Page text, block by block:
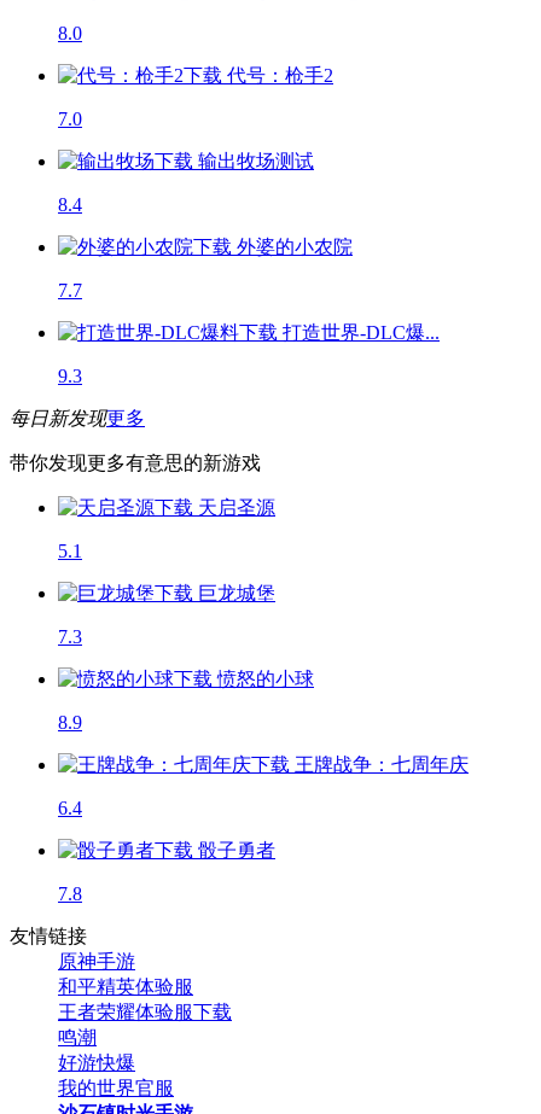
8.0
代号：枪手2
7.0
输出牧场测试
8.4
外婆的小农院
7.7
打造世界-DLC爆...
9.3
每日新发现更多
带你发现更多有意思的新游戏
天启圣源
5.1
巨龙城堡
7.3
愤怒的小球
8.9
王牌战争：七周年庆
6.4
骰子勇者
7.8
友情链接
原神手游
和平精英体验服
王者荣耀体验服下载
鸣潮
好游快爆
我的世界官服